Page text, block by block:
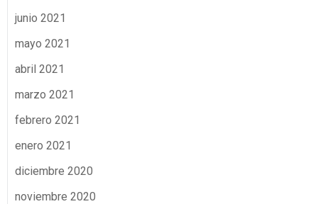
junio 2021
mayo 2021
abril 2021
marzo 2021
febrero 2021
enero 2021
diciembre 2020
noviembre 2020